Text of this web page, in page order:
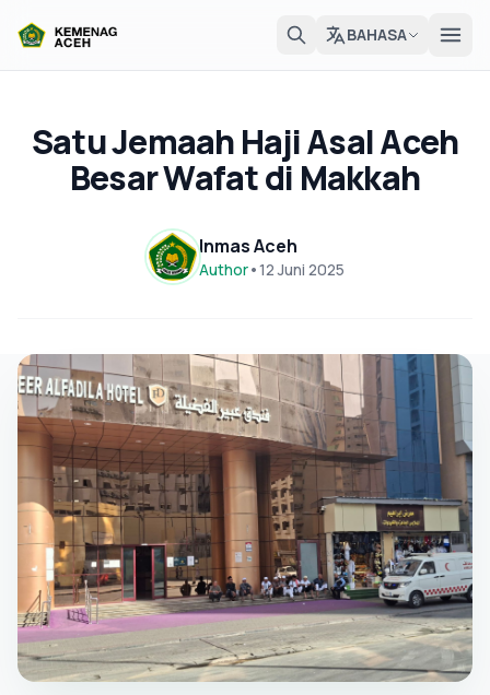
BAHASA
Satu Jemaah Haji Asal Aceh
Besar Wafat di Makkah
Inmas Aceh
Author•12 Juni 2025